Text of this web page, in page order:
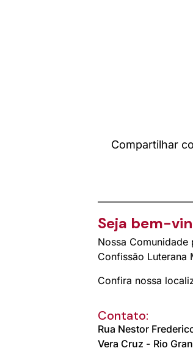
Compartilhar
Seja bem-
Nossa Comunidade
Confissão Luterana
Confira nossa
Contato:
Rua Nestor
Vera Cruz - Rio